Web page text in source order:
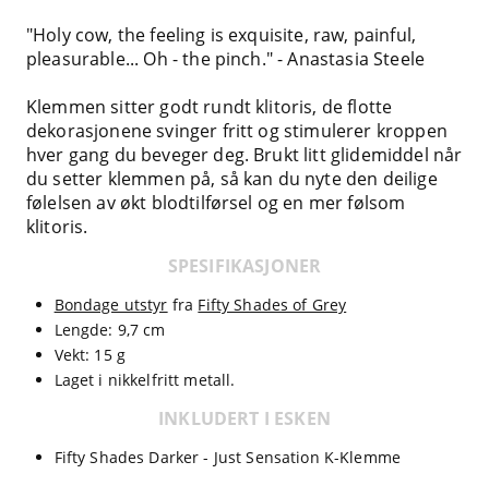
"Holy cow, the feeling is exquisite, raw, painful,
pleasurable... Oh - the pinch." - Anastasia Steele
Klemmen sitter godt rundt klitoris, de flotte
dekorasjonene svinger fritt og stimulerer kroppen
hver gang du beveger deg. Brukt litt glidemiddel når
du setter klemmen på, så kan du nyte den deilige
følelsen av økt blodtilførsel og en mer følsom
klitoris.
SPESIFIKASJONER
Bondage utstyr fra Fifty Shades of Grey
Lengde: 9,7 cm
Vekt: 15 g
Laget i nikkelfritt metall.
INKLUDERT I ESKEN
Fifty Shades Darker - Just Sensation K-Klemme